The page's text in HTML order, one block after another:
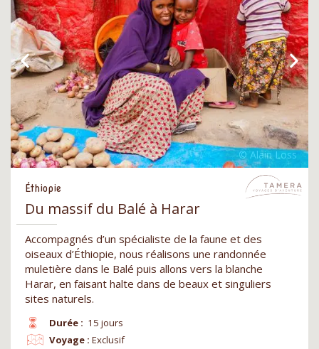
Éthiopie
Du massif du Balé à Harar
Accompagnés d’un spécialiste de la faune et des
oiseaux d’Éthiopie, nous réalisons une randonnée
muletière dans le Balé puis allons vers la blanche
Harar, en faisant halte dans de beaux et singuliers
sites naturels.
Durée : 15 jours
Voyage : Exclusif